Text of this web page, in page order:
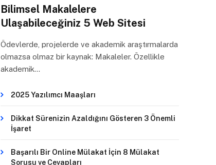
Bilimsel Makalelere
Ulaşabileceğiniz 5 Web Sitesi
Ödevlerde, projelerde ve akademik araştırmalarda
olmazsa olmaz bir kaynak: Makaleler. Özellikle
akademik…
2025 Yazılımcı Maaşları
Dikkat Sürenizin Azaldığını Gösteren 3 Önemli
İşaret
Başarılı Bir Online Mülakat İçin 8 Mülakat
Sorusu ve Cevapları